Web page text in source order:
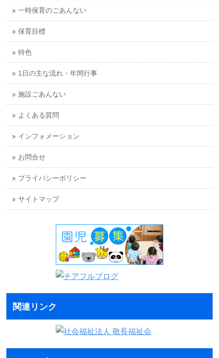
一時保育のごあんない
保育目標
特色
1日の主な流れ・年間行事
施設ごあんない
よくある質問
インフォメーション
お問合せ
プライバシーポリシー
サイトマップ
関連リンク